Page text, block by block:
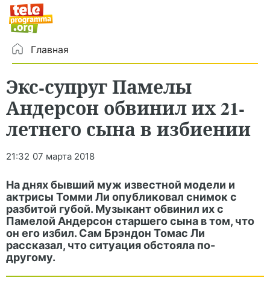
Главная
Экс-супруг Памелы
Андерсон обвинил их 21-
летнего сына в избиении
21:32 07 марта 2018
На днях бывший муж известной модели и
актрисы Томми Ли опубликовал снимок с
разбитой губой. Музыкант обвинил их с
Памелой Андерсон старшего сына в том, что
он его избил. Сам Брэндон Томас Ли
рассказал, что ситуация обстояла по-
другому.